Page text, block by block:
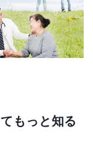
もっと知る